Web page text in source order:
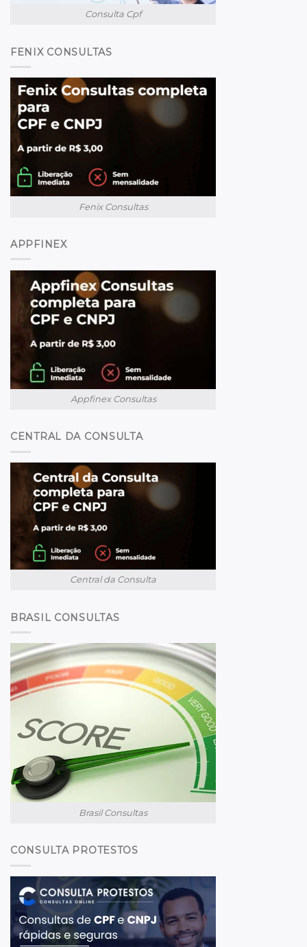
Consulta Cpf
FENIX CONSULTAS
Fenix Consultas
APPFINEX
Appfinex Consultas
CENTRAL DA CONSULTA
Central da Consulta
BRASIL CONSULTAS
Brasil Consultas
CONSULTA PROTESTOS